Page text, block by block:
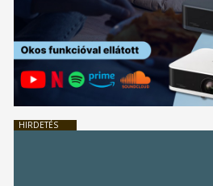
HIRDETÉS